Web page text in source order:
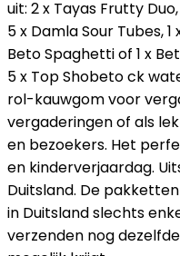
uit: 2 x Tayas Frutty
5 x Damla Sour Tubes,
Beto Spaghetti of 1 x
5 x Top Shobeto ck
rol-kauwgom voor
vergaderingen of als
en bezoekers. Het
en kinderverjaardag.
Duitsland. De
in Duitsland slechts
verzenden nog